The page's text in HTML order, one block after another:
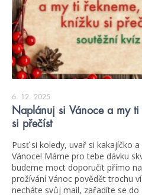
6. 12. 2025
Naplánuj si Vánoce a my
si přečíst
Pusť si koledy, uvař si kakajíčko
Vánoce! Máme pro tebe dávku
budeme moct doporučit přímo
prožívání Vánoc povědět trochu
necháte svůj mail, zařadíte se